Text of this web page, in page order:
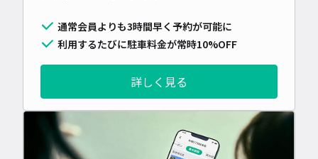
通常会員よりも3時間早く予約が可能に
利用するたびに駐車料金が常時10%OFF
詳しく見る